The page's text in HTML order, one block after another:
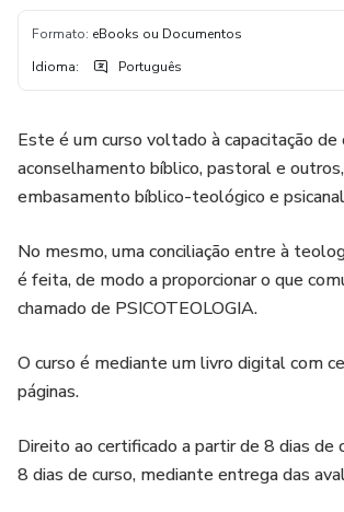
Formato: eBooks ou Documentos
Idioma: Português
Este é um curso voltado à capacitação de
aconselhamento bíblico, pastoral e
embasamento bíblico-teológico e
No mesmo, uma conciliação entre à
é feita, de modo a proporcionar o que
chamado de PSICOTEOLOGIA.
O curso é mediante um livro digital com
páginas.
Direito ao certificado a partir de 8 dias de
8 dias de curso, mediante entrega das